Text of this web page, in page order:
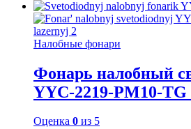
Налобные фонари
Фонарь налобный
YYC-2219-PM10-
Оценка 0 из 5